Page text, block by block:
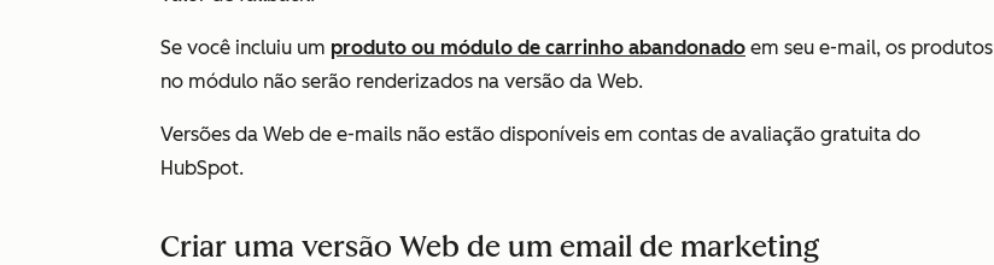
Se você incluiu um produto ou módulo de carrinho abandonado em seu e-mail, os produtos
no módulo não serão renderizados na versão da Web.
Versões da Web de e-mails não estão disponíveis em contas de avaliação gratuita do
HubSpot.
Criar uma versão Web de um email de marketing